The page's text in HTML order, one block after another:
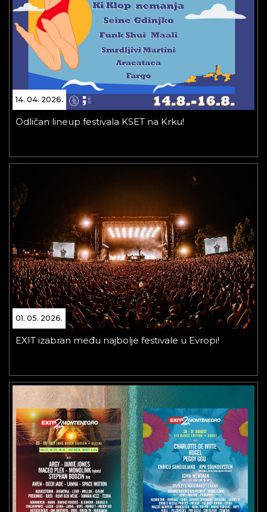
14. 04. 2026.
Odličan lineup festivala KSET na Krku!
01. 05. 2026.
EXIT izabran među najbolje festivale u Evropi!